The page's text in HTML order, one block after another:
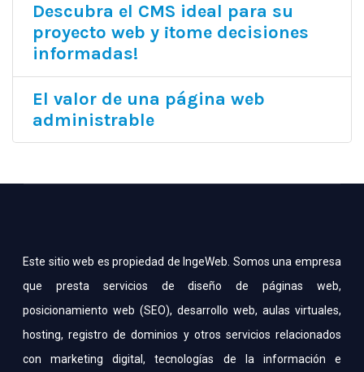
Descubra el CMS ideal para su
proyecto web y ¡tome decisiones
informadas!
El valor de una página web
administrable
Este sitio web es propiedad de IngeWeb. Somos una empresa
que presta servicios de diseño de páginas web,
posicionamiento web (SEO), desarrollo web, aulas virtuales,
hosting, registro de dominios y otros servicios relacionados
con marketing digital, tecnologías de la información e